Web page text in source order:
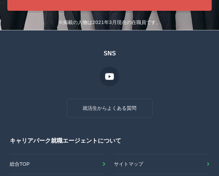
※掲載の人物は2021年3月現在の在職員です。
SNS
就活生からよくある質問
キャリアパーク就職エージェントについて
総合TOP サイトマップ